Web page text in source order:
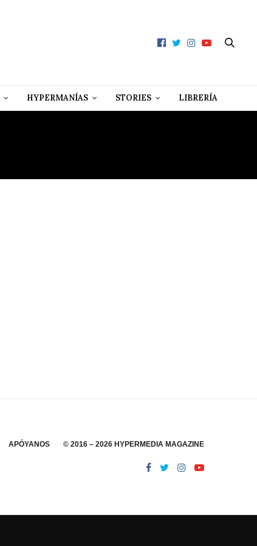
HYPERMANÍAS STORIES LIBRERÍA
APÓYANOS © 2016 – 2026 HYPERMEDIA MAGAZINE